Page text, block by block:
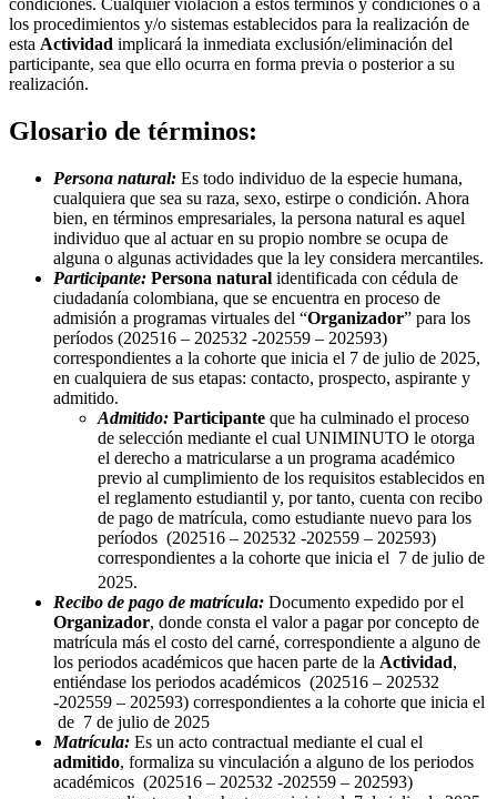
condiciones. Cualquier violación a estos términos y condiciones o a
los procedimientos y/o sistemas establecidos para la realización de
esta Actividad implicará la inmediata exclusión/eliminación del
participante, sea que ello ocurra en forma previa o posterior a su
realización.
Glosario de términos:
Persona natural: Es todo individuo de la especie humana,
cualquiera que sea su raza, sexo, estirpe o condición. Ahora
bien, en términos empresariales, la persona natural es aquel
individuo que al actuar en su propio nombre se ocupa de
alguna o algunas actividades que la ley considera mercantiles.
Participante: Persona natural identificada con cédula de
ciudadanía colombiana, que se encuentra en proceso de
admisión a programas virtuales del “Organizador” para los
períodos (202516 – 202532 -202559 – 202593)
correspondientes a la cohorte que inicia el 7 de julio de 2025,
en cualquiera de sus etapas: contacto, prospecto, aspirante y
admitido.
Admitido: Participante que ha culminado el proceso
de selección mediante el cual UNIMINUTO le otorga
el derecho a matricularse a un programa académico
previo al cumplimiento de los requisitos establecidos en
el reglamento estudiantil y, por tanto, cuenta con recibo
de pago de matrícula, como estudiante nuevo para los
períodos (202516 – 202532 -202559 – 202593)
correspondientes a la cohorte que inicia el 7 de julio de
2025.
Recibo de pago de matrícula: Documento expedido por el
Organizador, donde consta el valor a pagar por concepto de
matrícula más el costo del carné, correspondiente a alguno de
los periodos académicos que hacen parte de la Actividad,
entiéndase los periodos académicos (202516 – 202532
-202559 – 202593) correspondientes a la cohorte que inicia el
de 7 de julio de 2025
Matrícula: Es un acto contractual mediante el cual el
admitido, formaliza su vinculación a alguno de los periodos
académicos (202516 – 202532 -202559 – 202593)